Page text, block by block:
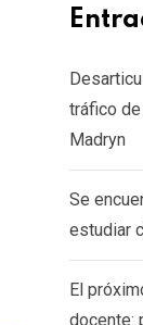
tráfico
Madryn
Se
estudiar
El
docente: